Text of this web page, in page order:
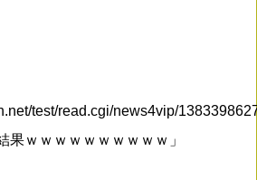
test/read.cgi/news4vip/
果ｗｗｗｗｗｗｗｗｗｗ」